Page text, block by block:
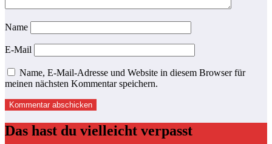
Name
E-Mail
Name, E-Mail-Adresse und Website in diesem Browser für
meinen nächsten Kommentar speichern.
Das hast du vielleicht verpasst